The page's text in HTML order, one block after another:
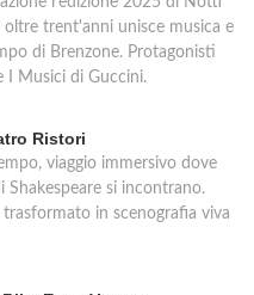
trent'anni unisce musica e
di Brenzone. Protagonisti
I Musici di Guccini.
Ristori
viaggio immersivo dove
Shakespeare si incontrano.
in scenografia viva